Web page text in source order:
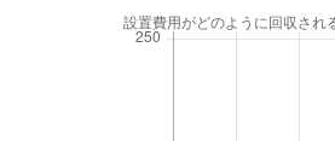
設置費用がどのように回収され